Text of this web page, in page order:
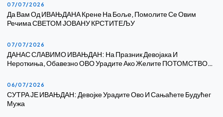
07/07/2026
Да Вам Од ИВАЊДАНА Крене На Боље, Помолите Се Овим
Речима СВЕТОМ ЈОВАНУ КРСТИТЕЉУ
07/07/2026
ДАНАС СЛАВИМО ИВАЊДАН: На Празник Девојака И
Нероткиња, Обавезно ОВО Урадите Ако Желите ПОТОМСТВО…
06/07/2026
СУТРА ЈЕ ИВАЊДАН: Девојке Урадите Ово И Сањаћете Будућег
Мужа